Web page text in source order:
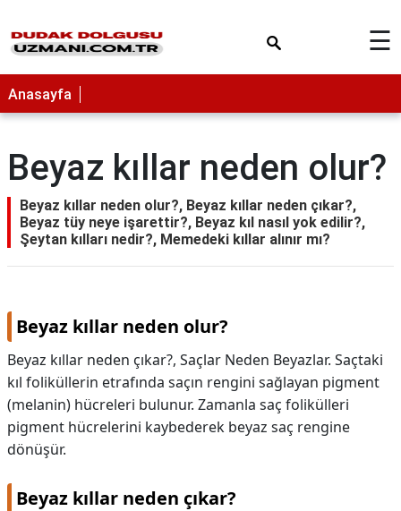
☰
Anasayfa
Beyaz kıllar neden olur?
Beyaz kıllar neden olur?, Beyaz kıllar neden çıkar?,
Beyaz tüy neye işarettir?, Beyaz kıl nasıl yok edilir?,
Şeytan kılları nedir?, Memedeki kıllar alınır mı?
Beyaz kıllar neden olur?
Beyaz kıllar neden çıkar?, Saçlar Neden Beyazlar. Saçtaki
kıl foliküllerin etrafında saçın rengini sağlayan pigment
(melanin) hücreleri bulunur. Zamanla saç folikülleri
pigment hücrelerini kaybederek beyaz saç rengine
dönüşür.
Beyaz kıllar neden çıkar?